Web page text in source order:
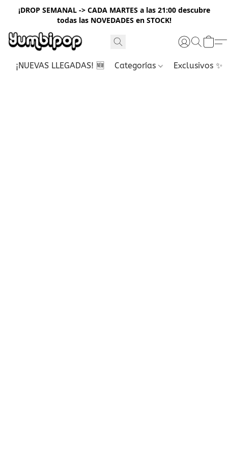
¡DROP SEMANAL -> CADA MARTES a las 21:00 descubre
todas las NOVEDADES en STOCK!
¡NUEVAS LLEGADAS! 🆕 Categorías Exclusivos ✨